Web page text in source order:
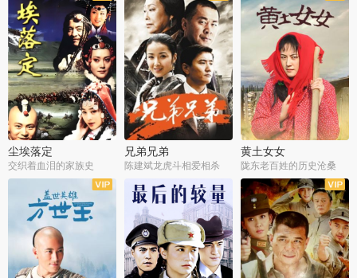
尘埃落定
交织着血泪的家族史
兄弟兄弟
陈建斌龙虎斗相爱相杀
黄土女女
陇东老百姓的历史沧桑
全36集
全28集 全44集